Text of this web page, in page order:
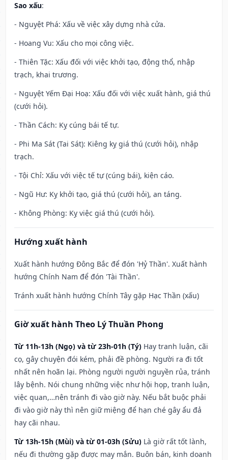
Sao xấu:
- Nguyệt Phá: Xấu về việc xây dựng nhà cửa.
- Hoang Vu: Xấu cho mọi công việc.
- Thiên Tặc: Xấu đối với việc khởi tạo, động thổ, nhập
trạch, khai trương.
- Nguyệt Yếm Đại Hoạ: Xấu đối với việc xuất hành, giá thú
(cưới hỏi).
- Thần Cách: Kỵ cúng bái tế tự.
- Phi Ma Sát (Tai Sát): Kiêng kỵ giá thú (cưới hỏi), nhập
trạch.
- Tội Chỉ: Xấu với việc tế tự (cúng bái), kiện cáo.
- Ngũ Hư: Kỵ khởi tạo, giá thú (cưới hỏi), an táng.
- Không Phòng: Kỵ việc giá thú (cưới hỏi).
Hướng xuất hành
Xuất hành hướng Đông Bắc để đón 'Hỷ Thần'. Xuất hành
hướng Chính Nam để đón 'Tài Thần'.
Tránh xuất hành hướng Chính Tây gặp Hạc Thần (xấu)
Giờ xuất hành Theo Lý Thuần Phong
Từ 11h-13h (Ngọ) và từ 23h-01h (Tý) Hay tranh luận, cãi
cọ, gây chuyện đói kém, phải đề phòng. Người ra đi tốt
nhất nên hoãn lại. Phòng người người nguyền rủa, tránh
lây bệnh. Nói chung những việc như hội họp, tranh luận,
việc quan,…nên tránh đi vào giờ này. Nếu bắt buộc phải
đi vào giờ này thì nên giữ miệng để hạn ché gây ẩu đả
hay cãi nhau.
Từ 13h-15h (Mùi) và từ 01-03h (Sửu) Là giờ rất tốt lành,
nếu đi thường gặp được may mắn. Buôn bán, kinh doanh